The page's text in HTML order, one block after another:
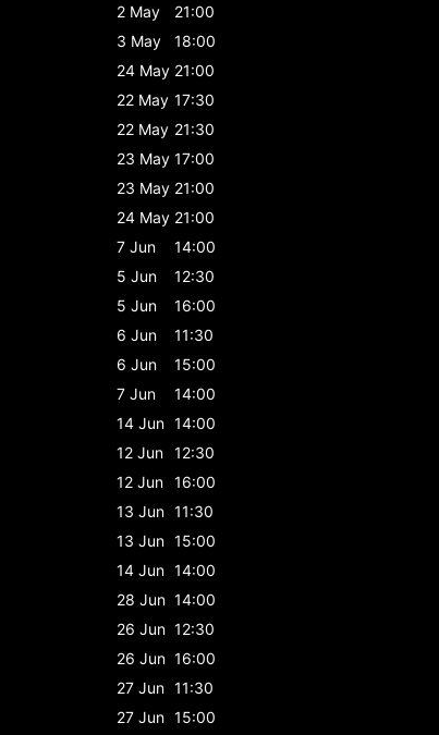
2 May
21:00
3 May
18:00
24 May 21:00
22 May 17:30
22 May 21:30
23 May 17:00
23 May 21:00
24 May 21:00
7 Jun
14:00
5 Jun
12:30
5 Jun
16:00
6 Jun
11:30
6 Jun
15:00
7 Jun
14:00
14 Jun 14:00
12 Jun 12:30
12 Jun 16:00
13 Jun 11:30
13 Jun 15:00
14 Jun 14:00
28 Jun 14:00
26 Jun 12:30
26 Jun 16:00
27 Jun 11:30
27 Jun 15:00